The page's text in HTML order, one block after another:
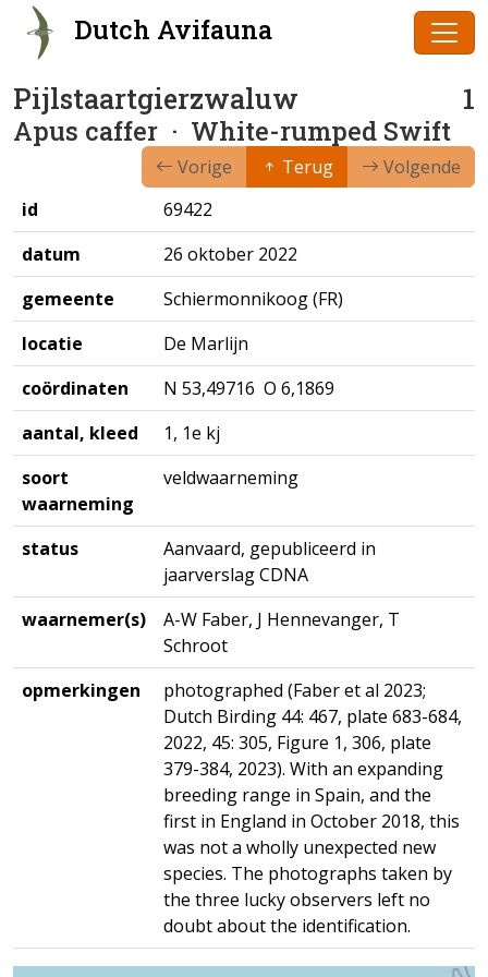
Dutch Avifauna
Pijlstaartgierzwaluw 1
Apus caffer · White-rumped Swift
Vorige Terug
Volgende
id
69422
datum
26 oktober 2022
gemeente
Schiermonnikoog (FR)
locatie
De Marlijn
coördinaten
N 53,49716 O 6,1869
aantal, kleed
1, 1e kj
soort
waarneming
veldwaarneming
status
Aanvaard, gepubliceerd in
jaarverslag CDNA
waarnemer(s)
A-W Faber, J Hennevanger, T
Schroot
opmerkingen
photographed (Faber et al 2023;
Dutch Birding 44: 467, plate 683-684,
2022, 45: 305, Figure 1, 306, plate
379-384, 2023). With an expanding
breeding range in Spain, and the
first in England in October 2018, this
was not a wholly unexpected new
species. The photographs taken by
the three lucky observers left no
doubt about the identification.